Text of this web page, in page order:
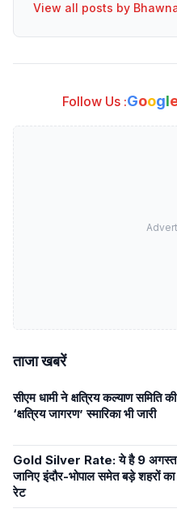
View all posts by
Follow Us :Googl
ताजा खबरें
सीएम धामी ने क्षत्रिय कल्याण समिति
‘क्षत्रिय जागरण’ स्मारिका भी जारी
Gold Silver Rate: ये है 9 अगस्त का सोने-चांदी का भाव,
जानिए इंदौर-भोपाल समेत बड़े शहरों
रेट